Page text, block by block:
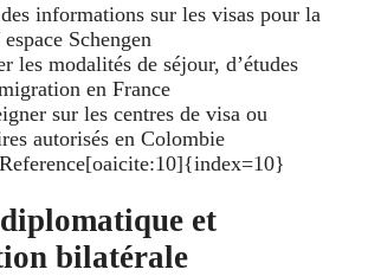
informations sur les visas pour la
Schengen
les modalités de séjour, d’études
en France
sur les centres de visa ou
autorisés en Colombie
et
bilatérale